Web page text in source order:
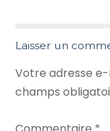
Laisser un
Votre adresse
champs